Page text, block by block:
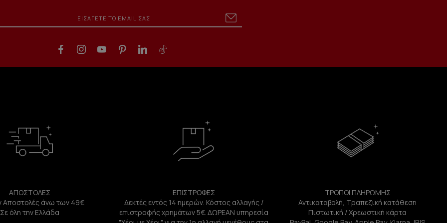
ΑΠΟΣΤΟΛΕΣ
Αποστολές άνω των 49€
Σε όλη την Ελλάδα
ΕΠΙΣΤΡΟΦΕΣ
Δεκτές εντός 14 ημερών. Κόστος αλλαγής /
επιστροφής χρημάτων 5€. ΔΩΡΕΑΝ υπηρεσία
ΤΡΟΠΟΙ ΠΛΗΡΩΜΗΣ
Αντικαταβολή, Τραπεζική κατάθεση
Πιστωτική / Χρεωστική κάρτα